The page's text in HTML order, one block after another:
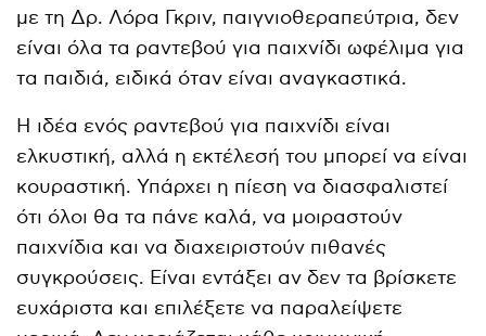
με τη Δρ. Λόρα Γκριν, παιγνιοθεραπεύτρια, δεν
είναι όλα τα ραντεβού για παιχνίδι ωφέλιμα για
τα παιδιά, ειδικά όταν είναι αναγκαστικά.
Η ιδέα ενός ραντεβού για παιχνίδι είναι
ελκυστική, αλλά η εκτέλεσή του μπορεί να είναι
κουραστική. Υπάρχει η πίεση να διασφαλιστεί
ότι όλοι θα τα πάνε καλά, να μοιραστούν
παιχνίδια και να διαχειριστούν πιθανές
συγκρούσεις. Είναι εντάξει αν δεν τα βρίσκετε
ευχάριστα και επιλέξετε να παραλείψετε